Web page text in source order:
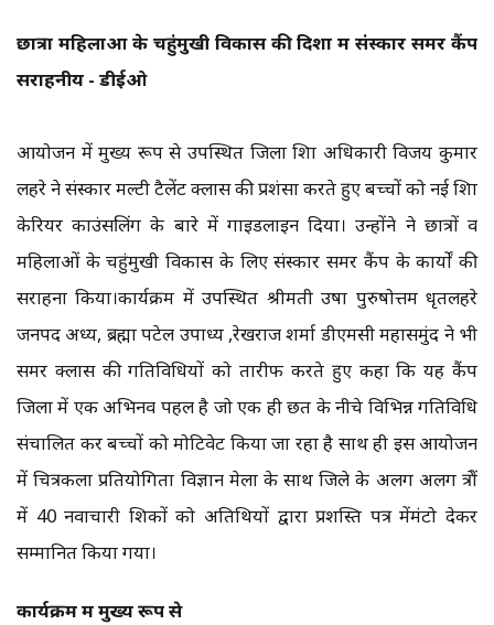
छात्रों महिलाओं के चहुंमुखी विकास की दिशा में संस्कार समर कैंप
सराहनीय - डीईओ
आयोजन में मुख्य रूप से उपस्थित जिला शिक्षा अधिकारी विजय कुमार
लहरे ने संस्कार मल्टी टैलेंट क्लास की प्रशंसा करते हुए बच्चों को नई शिक्षा
केरियर काउंसलिंग के बारे में गाइडलाइन दिया। उन्होंने ने छात्रों व
महिलाओं के चहुंमुखी विकास के लिए संस्कार समर कैंप के कार्यों की
सराहना किया।कार्यक्रम में उपस्थित श्रीमती उषा पुरुषोत्तम धृतलहरे
जनपद अध्यक्ष, ब्रह्मा पटेल उपाध्यक्ष ,रेखराज शर्मा डीएमसी महासमुंद ने भी
समर क्लास की गतिविधियों को तारीफ करते हुए कहा कि यह कैंप
जिला में एक अभिनव पहल है जो एक ही छत के नीचे विभिन्न गतिविधि
संचालित कर बच्चों को मोटिवेट किया जा रहा है साथ ही इस आयोजन
में चित्रकला प्रतियोगिता विज्ञान मेला के साथ जिले के अलग अलग क्षेत्रों
में 40 नवाचारी शिक्षकों को अतिथियों द्वारा प्रशस्ति पत्र मेंमंटो देकर
सम्मानित किया गया।
कार्यक्रम में मुख्य रूप से